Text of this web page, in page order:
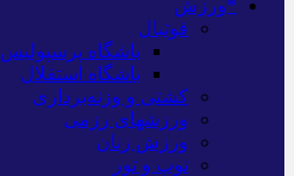
*ورزش
فوتبال
باشگاه پرسپولیس
باشگاه استقلال
کشتی و وزنه‌برداری
ورزشهای رزمی
ورزش زنان
توپ و تور